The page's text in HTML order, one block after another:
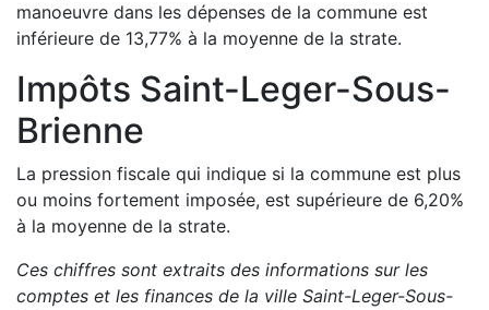
manoeuvre dans les dépenses de la commune est
inférieure de 13,77% à la moyenne de la strate.
Impôts Saint-Leger-Sous-
Brienne
La pression fiscale qui indique si la commune est plus
ou moins fortement imposée, est supérieure de 6,20%
à la moyenne de la strate.
Ces chiffres sont extraits des informations sur les
comptes et les finances de la ville Saint-Leger-Sous-